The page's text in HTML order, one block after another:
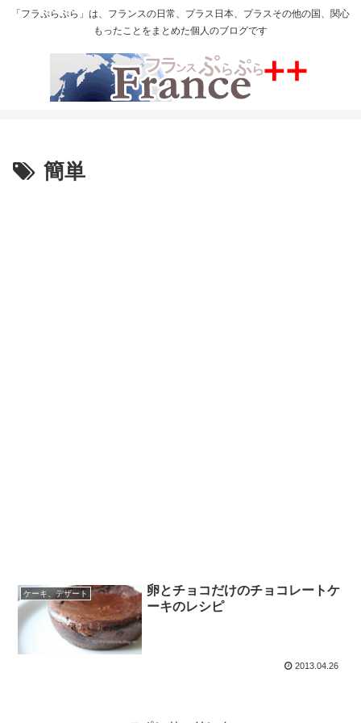
「フラぷらぷら」は、フランスの日常、プラス日本、プラスその他の国、関心
もったことをまとめた個人のブログです
簡単
ケーキ、デザート
卵とチョコだけのチョコレートケ
ーキのレシピ
2013.04.26